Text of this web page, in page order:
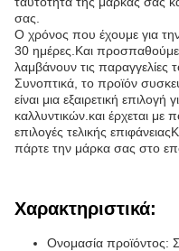
σας.
Ο χρόνος που έχουμε για
30 ημέρες.Και προσπαθούμε
λαμβάνουν τις παραγγελίες
Συνοπτικά, το προϊόν
είναι μια εξαιρετική
καλλυντικών.και έρχεται με
επιλογές τελικής
πάρτε την μάρκα σας στο
Χαρακτηριστικά:
Ονομασία προϊόντος: